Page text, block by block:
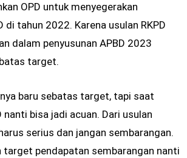
OPD untuk menyegerakan
di tahun 2022. Karena usulan RKPD
dalam penyusunan APBD 2023
target.
baru sebatas target, tapi saat
nanti bisa jadi acuan. Dari usulan
serius dan jangan sembarangan.
target pendapatan sembarangan nanti